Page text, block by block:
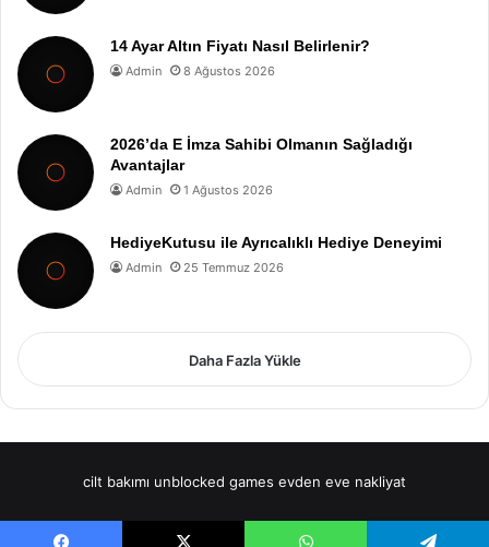
14 Ayar Altın Fiyatı Nasıl Belirlenir?
Admin 8 Ağustos 2026
2026’da E İmza Sahibi Olmanın Sağladığı
Avantajlar
Admin 1 Ağustos 2026
HediyeKutusu ile Ayrıcalıklı Hediye Deneyimi
Admin 25 Temmuz 2026
Daha Fazla Yükle
cilt bakımı unblocked games evden eve nakliyat